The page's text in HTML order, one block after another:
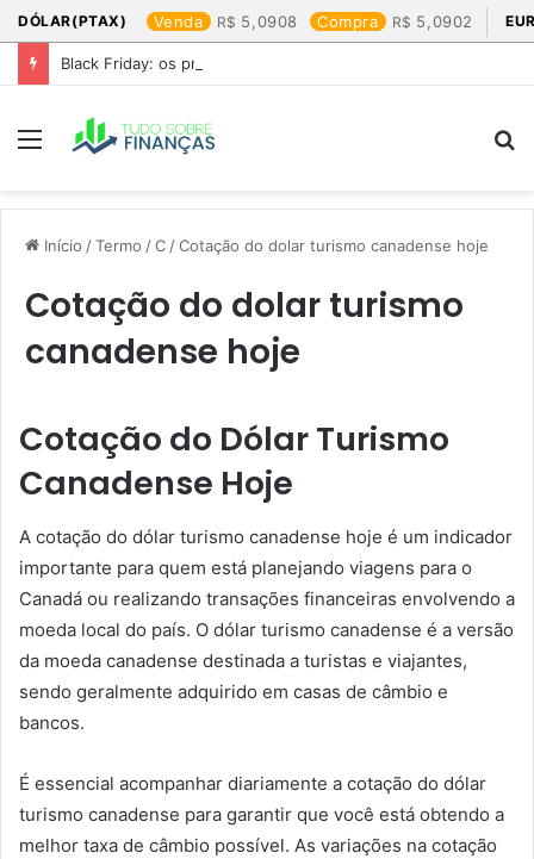
DÓLAR(PTAX) Venda 5,0908 Compra 5,0902
Black Friday: os produtos que mais valem a pena
Menu
Início /Termo /C /Cotação do dolar turismo canadense hoje​
Cotação do dolar turismo
canadense hoje​
Cotação do Dólar Turismo
Canadense Hoje
A cotação do dólar turismo canadense hoje é um indicador
importante para quem está planejando viagens para o
Canadá ou realizando transações financeiras envolvendo a
moeda local do país. O dólar turismo canadense é a versão
da moeda canadense destinada a turistas e viajantes,
sendo geralmente adquirido em casas de câmbio e
bancos.
É essencial acompanhar diariamente a cotação do dólar
turismo canadense para garantir que você está obtendo a
melhor taxa de câmbio possível. As variações na cotação